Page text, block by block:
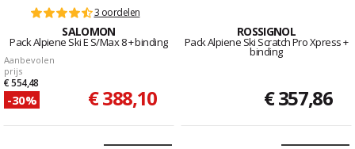
3 oordelen
SALOMON
Pack Alpiene Ski E S/Max 8 + binding
Aanbevolen
prijs
€ 554,48
-30% € 388,10
ROSSIGNOL
Pack Alpiene Ski Scratch Pro Xpress +
binding
€ 357,86